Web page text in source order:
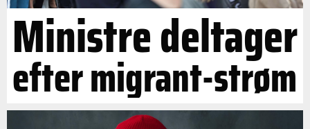
Ministre deltager
efter migrant-strøm